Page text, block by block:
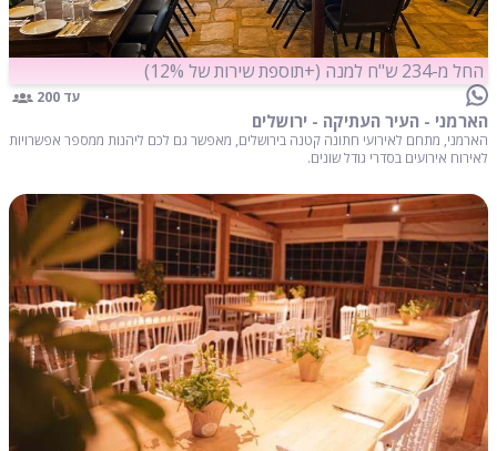
החל מ-234 ש"ח למנה (+תוספת שירות של 12%)
עד 200
הארמני - העיר העתיקה - ירושלים
הארמני, מתחם לאירועי חתונה קטנה בירושלים, מאפשר גם לכם ליהנות ממספר אפשרויות
לאירוח אירועים בסדרי גודל שונים.